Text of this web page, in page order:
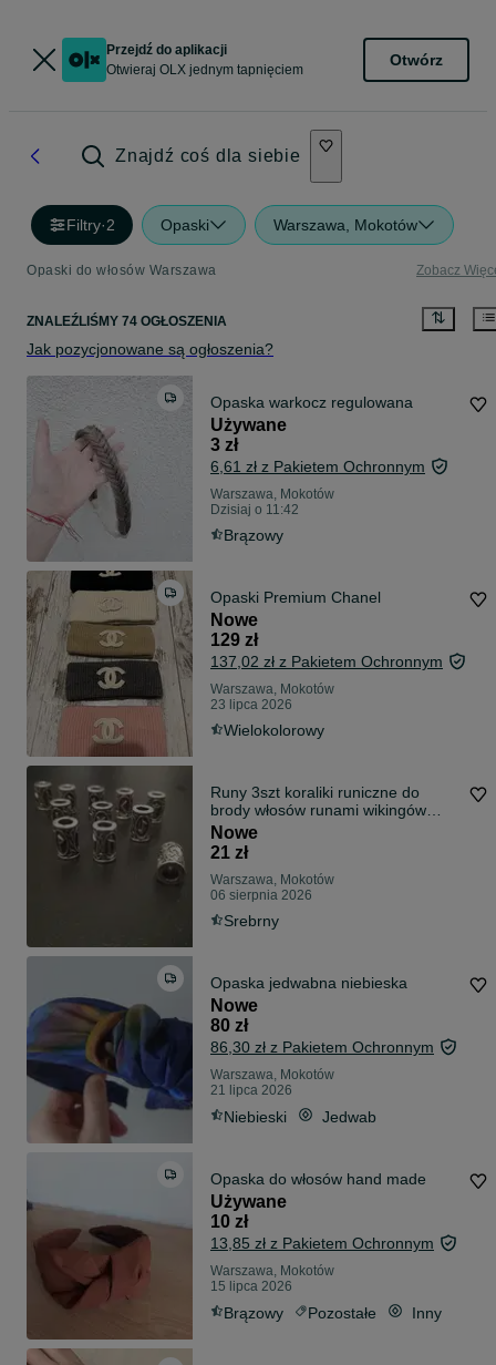
Przejdź do aplikacji
Otwieraj OLX jednym tapnięciem
Otwórz
Znajdź coś dla siebie
Filtry·2 Opaski Warszawa, Mokotów
Opaski do włosów Warszawa Zobacz
ZNALEŹLIŚMY 74 OGŁOSZENIA
Jak pozycjonowane są ogłoszenia?
Opaska warkocz regulowana
Używane
3 zł
6,61 zł z Pakietem Ochronnym
Warszawa, Mokotów
Dzisiaj o 11:42
Brązowy
Opaski Premium Chanel
Nowe
129 zł
137,02 zł z Pakietem Ochronnym
Warszawa, Mokotów
23 lipca 2026
Wielokolorowy
Runy 3szt koraliki runiczne do
brody włosów runami wikingów
wikingowie
Nowe
21 zł
Warszawa, Mokotów
06 sierpnia 2026
Srebrny
Opaska jedwabna niebieska
Nowe
80 zł
86,30 zł z Pakietem Ochronnym
Warszawa, Mokotów
21 lipca 2026
Niebieski Jedwab
Opaska do włosów hand made
Używane
10 zł
13,85 zł z Pakietem Ochronnym
Warszawa, Mokotów
15 lipca 2026
Brązowy Pozostałe Inny